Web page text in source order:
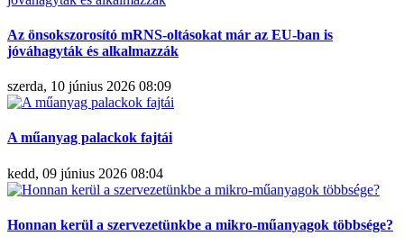
Az önsokszorosító mRNS-oltásokat már az EU-ban is
jóváhagyták és alkalmazzák
szerda, 10 június 2026 08:09
A műanyag palackok fajtái
kedd, 09 június 2026 08:04
Honnan kerül a szervezetünkbe a mikro-műanyagok többsége?